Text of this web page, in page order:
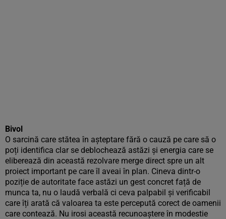
Bivol
O sarcină care stătea în așteptare fără o cauză pe care să o
poți identifica clar se deblochează astăzi și energia care se
eliberează din această rezolvare merge direct spre un alt
proiect important pe care îl aveai în plan. Cineva dintr-o
poziție de autoritate face astăzi un gest concret față de
munca ta, nu o laudă verbală ci ceva palpabil și verificabil
care îți arată că valoarea ta este percepută corect de oamenii
care contează. Nu irosi această recunoaștere în modestie